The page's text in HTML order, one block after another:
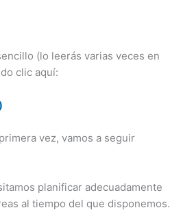
(lo leerás varias veces en
clic aquí:
vez, vamos a seguir
planificar adecuadamente
al tiempo del que disponemos.